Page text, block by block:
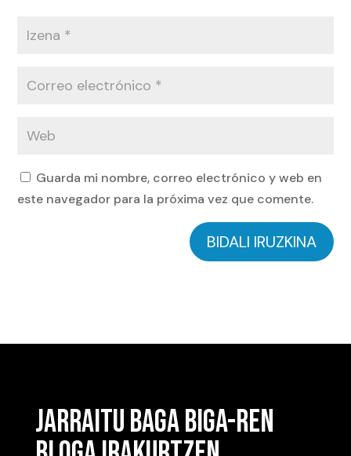
Guarda mi nombre, correo electrónico y web en
este navegador para la próxima vez que comente.
BIDALI IRUZKINA
JARRAITU BAGA BIGA-REN